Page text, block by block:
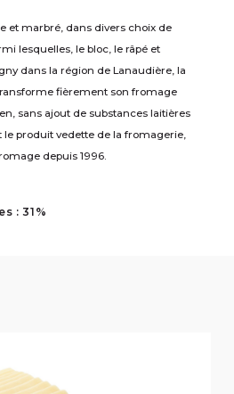
et marbré, dans divers choix de
lesquelles, le bloc, le râpé et
dans la région de Lanaudière, la
fièrement son fromage
sans ajout de substances laitières
produit vedette de la fromagerie,
depuis 1996.
: 31%